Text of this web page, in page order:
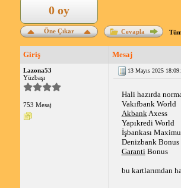
Öne Çıkar
0 oy
Cevapla
Giriş Mesaj
Lazona53
Yüzbaşı
753 Mesaj
13 Mayıs 2025
Hali hazırda
Vakıfbank World
Akbank Axess
Yapıkredi World
İşbankası
Denizbank Bonus
Garanti Bonus
bu kartlarımdan